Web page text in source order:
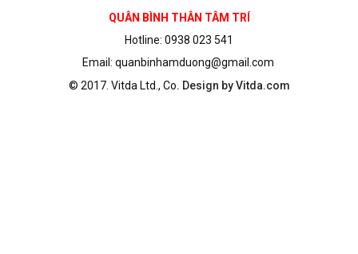
QUÂN BÌNH THÂN TÂM TRÍ
Hotline: 0938 023 541
Email: quanbinhamduong@gmail.com
© 2017. Vitda Ltd., Co. Design by Vitda.com